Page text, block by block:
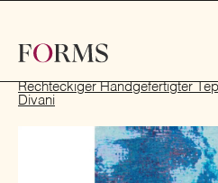
Rechteckiger Handgefertigter
Divani